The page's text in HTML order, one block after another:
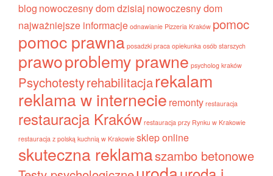
blog nowoczesny dom dzisiaj nowoczesny dom
najważniejsze informacje odnawianie Pizzeria Kraków pomoc
pomoc prawna posadzki praca opiekunka osób starszych
prawoproblemy prawne psycholog kraków
Psychotestyrehabilitacjarekalam
reklama w internecie remonty restauracja
restauracja Kraków restauracja przy Rynku w Krakowie
restauracja z polską kuchnią w Krakowie sklep online
skuteczna reklamaszambo betonowe